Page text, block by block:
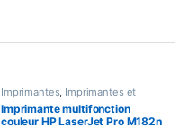
Imprimantes, Imprimantes et
Scanners
Imprimante multifonction
couleur HP LaserJet Pro M182n